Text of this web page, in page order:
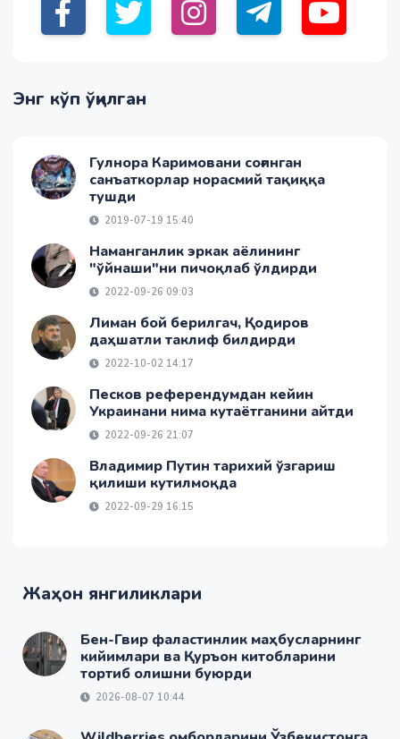
Энг кўп ўқилган
Гулнора Каримовани соғинган
санъаткорлар норасмий тақиққа
тушди
2019-07-19 15:40
Наманганлик эркак аёлининг
"ўйнаши"ни пичоқлаб ўлдирди
2022-09-26 09:03
Лиман бой берилгач, Қодиров
даҳшатли таклиф билдирди
2022-10-02 14:17
Песков референдумдан кейин
Украинани нима кутаётганини айтди
2022-09-26 21:07
Владимир Путин тарихий ўзгариш
қилиши кутилмоқда
2022-09-29 16:15
Жаҳон янгиликлари
Бен-Гвир фаластинлик маҳбусларнинг
кийимлари ва Қуръон китобларини
тортиб олишни буюрди
2026-08-07 10:44